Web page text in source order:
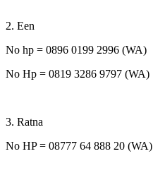
2. Een
No hp = 0896 0199 2996 (WA)
No Hp = 0819 3286 9797 (WA)
3. Ratna
No HP = 08777 64 888 20 (WA)